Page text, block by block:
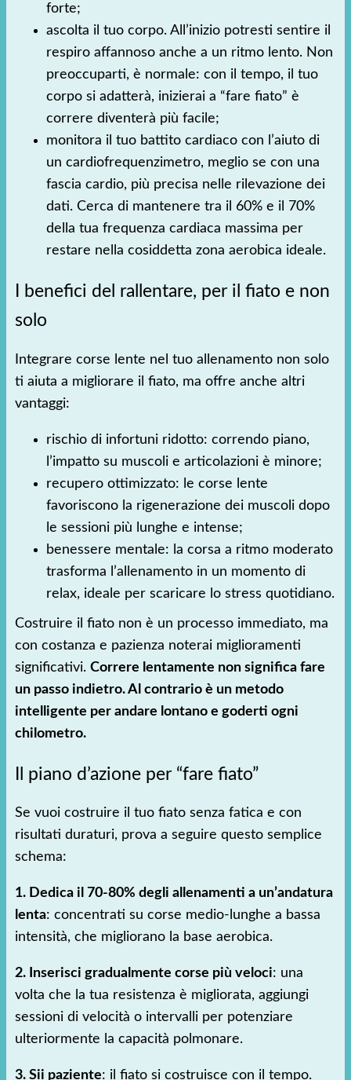
forte;
ascolta il tuo corpo. All’inizio potresti sentire il
respiro affannoso anche a un ritmo lento. Non
preoccuparti, è normale: con il tempo, il tuo
corpo si adatterà, inizierai a “fare fiato” è
correre diventerà più facile;
monitora il tuo battito cardiaco con l’aiuto di
un cardiofrequenzimetro, meglio se con una
fascia cardio, più precisa nelle rilevazione dei
dati. Cerca di mantenere tra il 60% e il 70%
della tua frequenza cardiaca massima per
restare nella cosiddetta zona aerobica ideale.
I benefici del rallentare, per il fiato e non
solo
Integrare corse lente nel tuo allenamento non solo
ti aiuta a migliorare il fiato, ma offre anche altri
vantaggi:
rischio di infortuni ridotto: correndo piano,
l’impatto su muscoli e articolazioni è minore;
recupero ottimizzato: le corse lente
favoriscono la rigenerazione dei muscoli dopo
le sessioni più lunghe e intense;
benessere mentale: la corsa a ritmo moderato
trasforma l’allenamento in un momento di
relax, ideale per scaricare lo stress quotidiano.
Costruire il fiato non è un processo immediato, ma
con costanza e pazienza noterai miglioramenti
significativi. Correre lentamente non significa fare
un passo indietro. Al contrario è un metodo
intelligente per andare lontano e goderti ogni
chilometro.
Il piano d’azione per “fare fiato”
Se vuoi costruire il tuo fiato senza fatica e con
risultati duraturi, prova a seguire questo semplice
schema:
1. Dedica il 70-80% degli allenamenti a un’andatura
lenta: concentrati su corse medio-lunghe a bassa
intensità, che migliorano la base aerobica.
2. Inserisci gradualmente corse più veloci: una
volta che la tua resistenza è migliorata, aggiungi
sessioni di velocità o intervalli per potenziare
ulteriormente la capacità polmonare.
3. Sii paziente: il fiato si costruisce con il tempo.